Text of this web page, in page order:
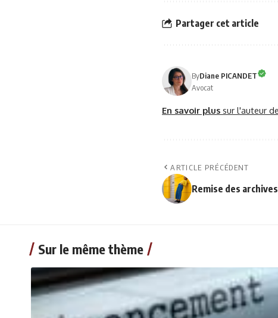
Partager cet article
ByDiane PICANDET
Avocat
En savoir plus sur l'auteur
ARTICLE PRÉCÉDENT
Remise des
Sur le même thème